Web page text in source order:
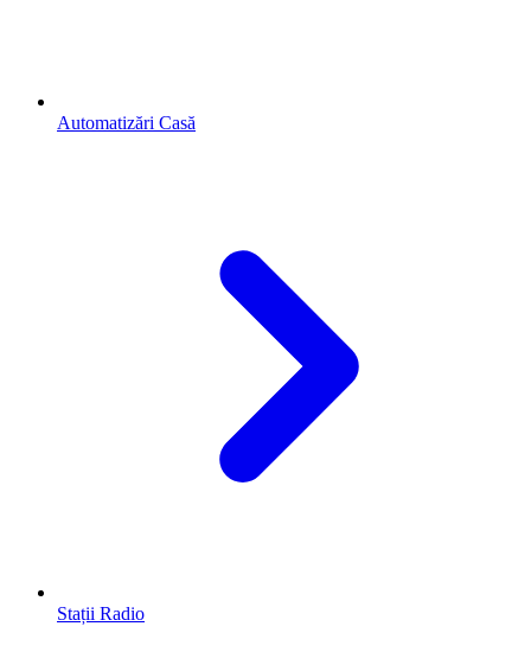
Automatizări Casă
Stații Radio